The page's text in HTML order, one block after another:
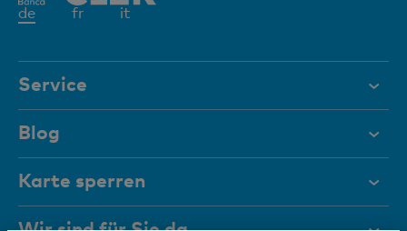
deAktives
fr it
Service
Hilfe & Kontakt
Dokumente
Magazin
Blog
Karte sperren